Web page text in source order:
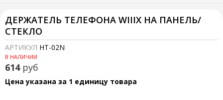
ДЕРЖАТЕЛЬ ТЕЛЕФОНА WIIIX НА ПАНЕЛЬ/
СТЕКЛО
АРТИКУЛ HT-02N
В НАЛИЧИИ
614 руб
Цена указана за 1 единицу товара